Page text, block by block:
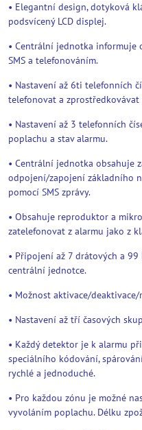
• Elegantní design, dotyková
podsvícený LCD displej.
• Centrální jednotka informuje
SMS a telefonováním.
• Nastavení až 6ti telefonních
telefonovat a
• Nastavení až 3 telefonních
poplachu a stav alarmu.
• Centrální jednotka obsahuje
odpojení/zapojení základního
pomocí SMS zprávy.
• Obsahuje reproduktor a
zatelefonovat z alarmu jako z
• Připojení až 7 drátových a
centrální jednotce.
• Možnost aktivace/
• Nastavení až tří časových
• Každý detektor je k alarmu
speciálního kódování,
rychlé a jednoduché.
• Pro každou zónu je možné
vyvoláním poplachu. Délku